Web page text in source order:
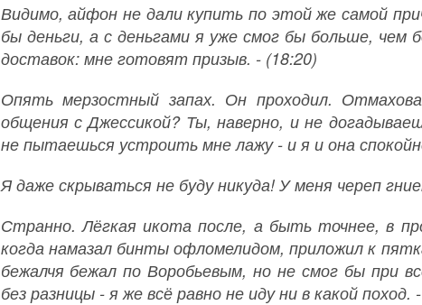
Видимо, айфон не дали купить по этой же самой
бы деньги, а с деньгами я уже смог бы больше,
доставок: мне готовят призыв. - (18:20)
Опять мерзостный запах. Он проходил.
общения с Джессикой? Ты, наверно, и не
не пытаешься устроить мне лажу - и я и она
Я даже скрываться не буду никуда! У меня череп
Странно. Лёгкая икота после, а быть точнее, в
когда намазал бинты офломелидом, приложил к
бежалчя бежал по Воробьевым, но не смог бы при
без разницы - я же всё равно не иду ни в какой поход.